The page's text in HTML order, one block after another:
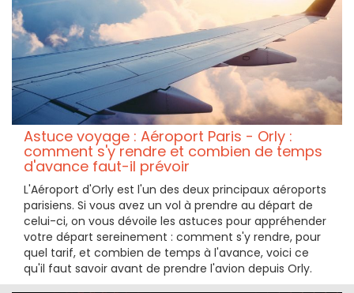
Astuce voyage : Aéroport Paris - Orly :
comment s'y rendre et combien de temps
d'avance faut-il prévoir
L'Aéroport d'Orly est l'un des deux principaux aéroports
parisiens. Si vous avez un vol à prendre au départ de
celui-ci, on vous dévoile les astuces pour appréhender
votre départ sereinement : comment s'y rendre, pour
quel tarif, et combien de temps à l'avance, voici ce
qu'il faut savoir avant de prendre l'avion depuis Orly.